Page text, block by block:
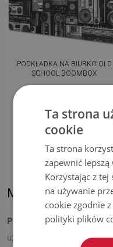
PODKŁADKA NA BIURKO OLD
SCHOOL BOOMBOX
Muzyczne
Podkładki na biurko z
uzupełnieniem domowego
Ta strona
cookie
Ta strona
zapewnić
Korzystając z
na używanie
cookie zgodnie
polityki plików